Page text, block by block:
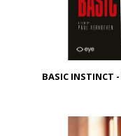
BASIC INSTINCT